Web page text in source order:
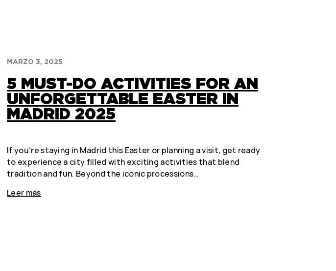
MARZO 3, 2025
5 MUST-DO ACTIVITIES FOR AN
UNFORGETTABLE EASTER IN
MADRID 2025
If you’re staying in Madrid this Easter or planning a visit, get ready
to experience a city filled with exciting activities that blend
tradition and fun. Beyond the iconic processions…
Leer más